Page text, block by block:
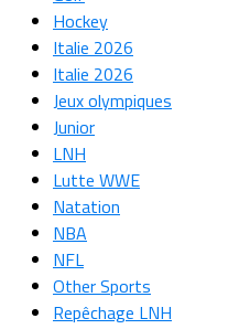
Hockey
Italie 2026
Italie 2026
Jeux olympiques
Junior
LNH
Lutte WWE
Natation
NBA
NFL
Other Sports
Repêchage LNH